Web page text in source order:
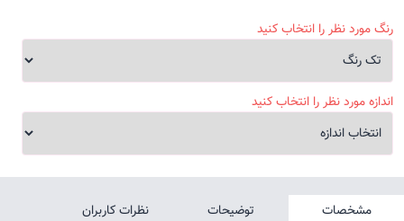
رنگ مورد نظر را انتخاب کنید
اندازه مورد نظر را انتخاب کنید
مشخصات توضیحات نظرات کاربران